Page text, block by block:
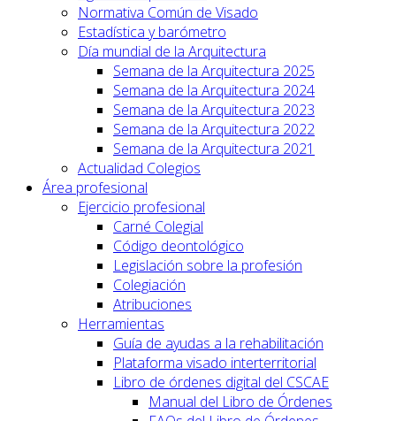
Normativa Común de Visado
Estadística y barómetro
Día mundial de la Arquitectura
Semana de la Arquitectura 2025
Semana de la Arquitectura 2024
Semana de la Arquitectura 2023
Semana de la Arquitectura 2022
Semana de la Arquitectura 2021
Actualidad Colegios
Área profesional
Ejercicio profesional
Carné Colegial
Código deontológico
Legislación sobre la profesión
Colegiación
Atribuciones
Herramientas
Guía de ayudas a la rehabilitación
Plataforma visado interterritorial
Libro de órdenes digital del CSCAE
Manual del Libro de Órdenes